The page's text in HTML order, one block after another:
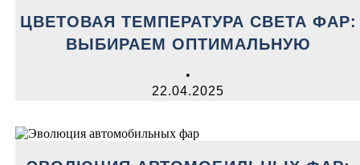
ЦВЕТОВАЯ ТЕМПЕРАТУРА СВЕТА ФАР:
ВЫБИРАЕМ ОПТИМАЛЬНУЮ
•
22.04.2025